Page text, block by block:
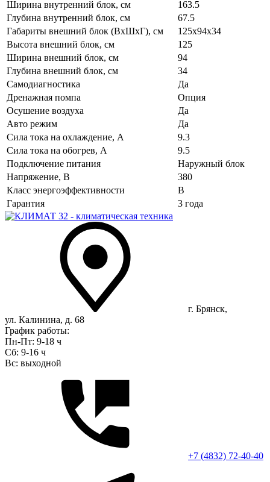
Ширина внутренний блок, см
163.5
Глубина внутренний блок, см
67.5
Габариты внешний блок (ВхШхГ), см
125x94x34
Высота внешний блок, см
125
Ширина внешний блок, см
94
Глубина внешний блок, см
34
Самодиагностика
Да
Дренажная помпа
Опция
Осушение воздуха
Да
Авто режим
Да
Сила тока на охлаждение, А
9.3
Сила тока на обогрев, А
9.5
Подключение питания
Наружный блок
Напряжение, В
380
Класс энергоэффективности
B
Гарантия
3 года
г. Брянск,
ул. Калинина, д. 68
График работы:
Пн-Пт: 9-18 ч
Сб: 9-16 ч
Вс: выходной
+7 (4832) 72-40-40